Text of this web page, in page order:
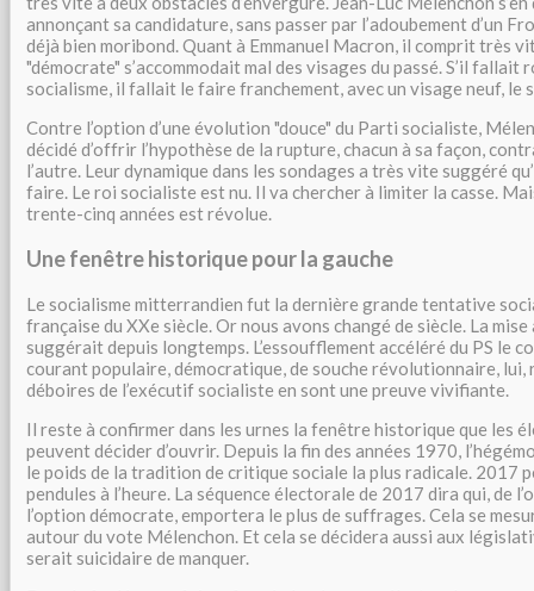
annonçant sa candidature, sans passer par l’adoubement d’un
déjà bien moribond. Quant à Emmanuel Macron, il comprit très
"démocrate" s’accommodait mal des visages du passé. S’il fallait
socialisme, il fallait le faire franchement, avec un visage neuf, le
Contre l’option d’une évolution "douce" du Parti socialiste,
décidé d’offrir l’hypothèse de la rupture, chacun à sa façon,
l’autre. Leur dynamique dans les sondages a très vite suggéré
faire. Le roi socialiste est nu. Il va chercher à limiter la casse.
trente-cinq années est révolue.
Une fenêtre historique pour la gauche
Le socialisme mitterrandien fut la dernière grande tentative
française du XXe siècle. Or nous avons changé de siècle. La mise
suggérait depuis longtemps. L’essoufflement accéléré du PS le
courant populaire, démocratique, de souche révolutionnaire,
déboires de l’exécutif socialiste en sont une preuve vivifiante.
Il reste à confirmer dans les urnes la fenêtre historique que les
peuvent décider d’ouvrir. Depuis la fin des années 1970,
le poids de la tradition de critique sociale la plus radicale. 2017
pendules à l’heure. La séquence électorale de 2017 dira qui, de
l’option démocrate, emportera le plus de suffrages. Cela se
autour du vote Mélenchon. Et cela se décidera aussi aux
serait suicidaire de manquer.